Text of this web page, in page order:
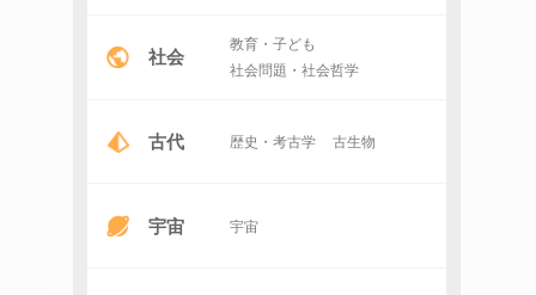
社会
教育・子ども
社会問題・社会哲学
古代 歴史・考古学 古生物
宇宙 宇宙